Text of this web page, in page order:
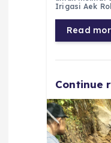
b
o
o
k
Irigasi Aek
Read
Continue